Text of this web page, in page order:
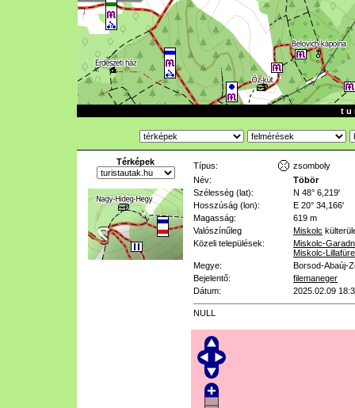
t u
Térképek Típus:
zsomboly
Név:
Töbör
Szélesség (lat):
N 48° 6,219'
Hosszúság (lon):
E 20° 34,166'
Magasság:
619 m
Valószínűleg
Miskolc
Közeli települések:
Miskolc-
Miskolc-
Megye:
Borsod-Abaúj-
Bejelentő:
filemaneger
Dátum:
2025.02.09
NULL